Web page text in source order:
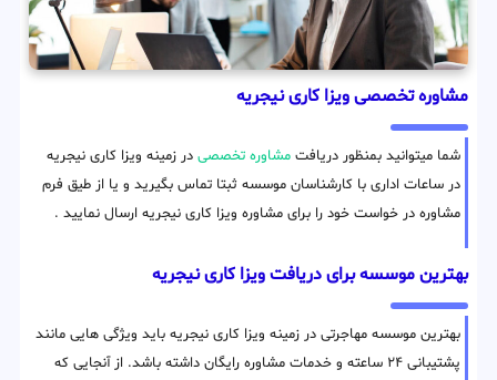
مشاوره تخصصی ویزا کاری نیجریه
شما میتوانید بمنظور دریافت مشاوره تخصصی در زمینه ویزا کاری نیجریه
در ساعات اداری با کارشناسان موسسه ثبتا تماس بگیرید و یا از طیق فرم
مشاوره در خواست خود را برای مشاوره ویزا کاری نیجریه ارسال نمایید .
بهترین موسسه برای دریافت ویزا کاری نیجریه
بهترین موسسه مهاجرتی در زمینه ویزا کاری نیجریه باید ویژگی هایی مانند
پشتیبانی ۲۴ ساعته و خدمات مشاوره رایگان داشته باشد. از آنجایی که